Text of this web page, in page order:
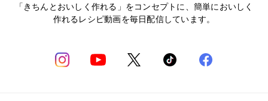
「きちんとおいしく作れる」をコンセプトに、簡単においしく
作れるレシピ動画を毎日配信しています。